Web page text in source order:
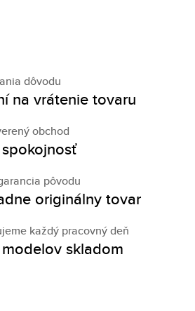
dôvodu
na vrátenie tovaru
obchod
pôvodu
originálny tovar
každý pracovný deň
skladom